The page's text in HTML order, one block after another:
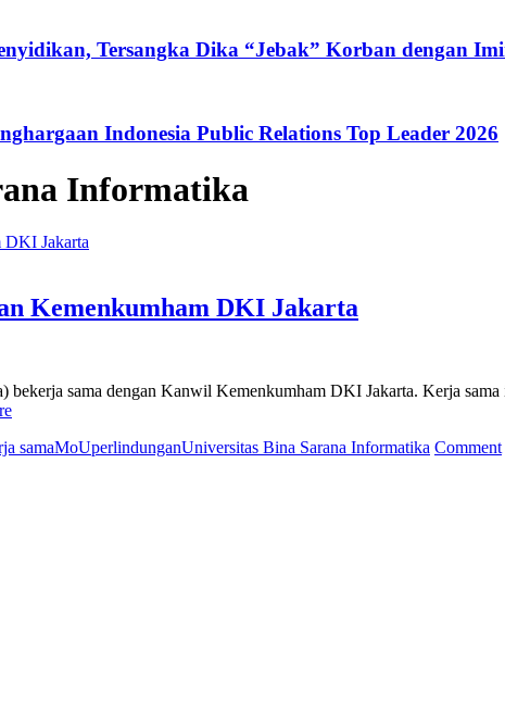
Tersangka Dika “Jebak” Korban dengan
Indonesia Public Relations Top Leader 2026
Informatika
Kemenkumham DKI Jakarta
sama dengan Kanwil Kemenkumham DKI Jakarta. Kerja
samaMoUperlindunganUniversitas Bina Sarana Informatika Comment